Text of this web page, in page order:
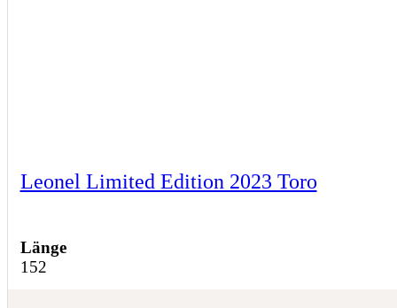
Leonel Limited Edition 2023 Toro
Länge
152